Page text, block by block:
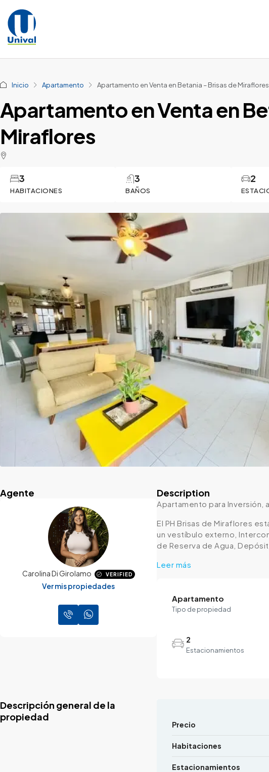
Inicio Apartamento Apartamento en Venta en Betania – Brisas de Miraflores
Apartamento en Venta en
Miraflores
HABITACIONES
3
BAÑOS
3 2
Agente
Carolina Di Girolamo VERIFIED
Ver mis propiedades
Description
Apartamento para Inversión,
El PH Brisas de Miraflores
un vestíbulo externo,
de Reserva de Agua,
Leer más
Apartamento
Tipo de propiedad
2
Estacionamientos
Descripción general de la
propiedad
Precio
Habitaciones
Estacionamientos